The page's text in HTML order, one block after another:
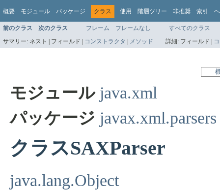
概要 モジュール パッケージ クラス 使用 階層ツリー 非推奨 索引
前のクラス 次のクラス フレーム フレームなし
すべてのクラス
サマリー: ネスト | フィールド | コンストラクタ | メソッド 詳細: フィールド |
モジュール java.xml
パッケージ javax.xml.parsers
クラスSAXParser
java.lang.Object